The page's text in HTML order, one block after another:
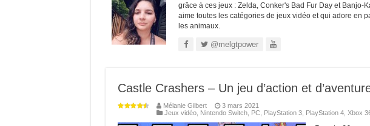
grâce à ces jeux : Zelda, Conker's Bad Fur Day et Banjo-
aime toutes les catégories de jeux vidéo et qui adore en
les animaux.
@melgtpower
Castle Crashers – Un jeu d’action et
Mélanie Gilbert
3 mars 2021
Jeux vidéo, Nintendo Switch, PC, PlayStation 3, PlayStation 4, Xbox